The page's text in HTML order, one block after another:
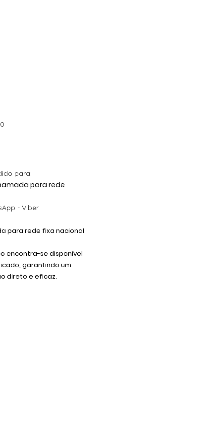
para:
para rede
- Viber
para rede fixa nacional
encontra-se disponível
garantindo um
direto e eficaz.